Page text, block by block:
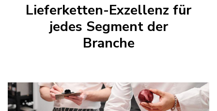
Lieferketten-Exzellenz für
jedes Segment der
Branche